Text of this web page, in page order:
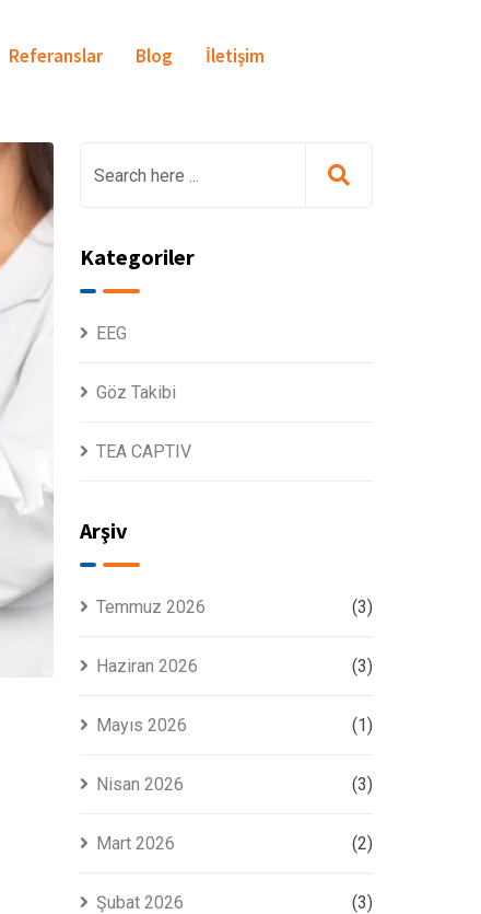
Referanslar Blog İletişim
Kategoriler
EEG
Göz Takibi
TEA CAPTIV
Arşiv
Temmuz 2026 (3)
Haziran 2026 (3)
Mayıs 2026 (1)
Nisan 2026 (3)
Mart 2026 (2)
Şubat 2026 (3)